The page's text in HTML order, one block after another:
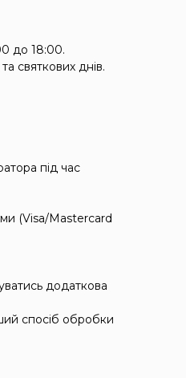
до 18:00.
святкових днів.
під час
(Visa/Mastercard
додаткова
спосіб обробки